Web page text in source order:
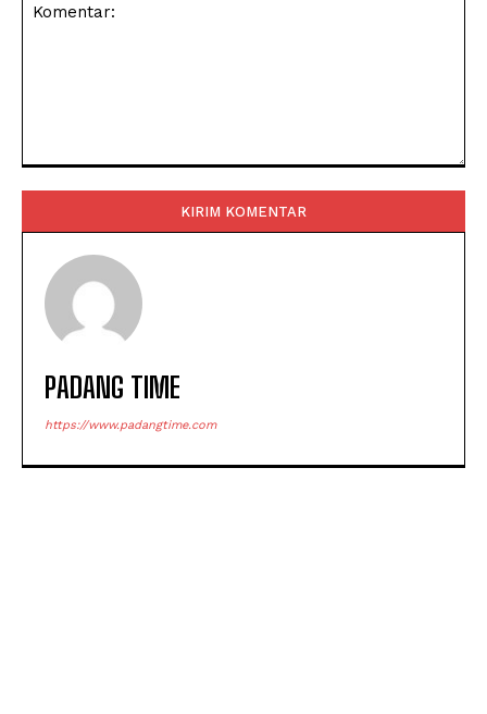
PADANG TIME
https://www.padangtime.com